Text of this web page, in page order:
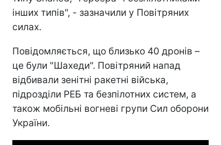
інших типів", - зазначили у Повітряних
силах.
Повідомляється, що близько 40 дронів –
це були "Шахеди". Повітряний напад
відбивали зенітні ракетні війська,
підрозділи РЕБ та безпілотних систем, а
також мобільні вогневі групи Сил оборони
України.